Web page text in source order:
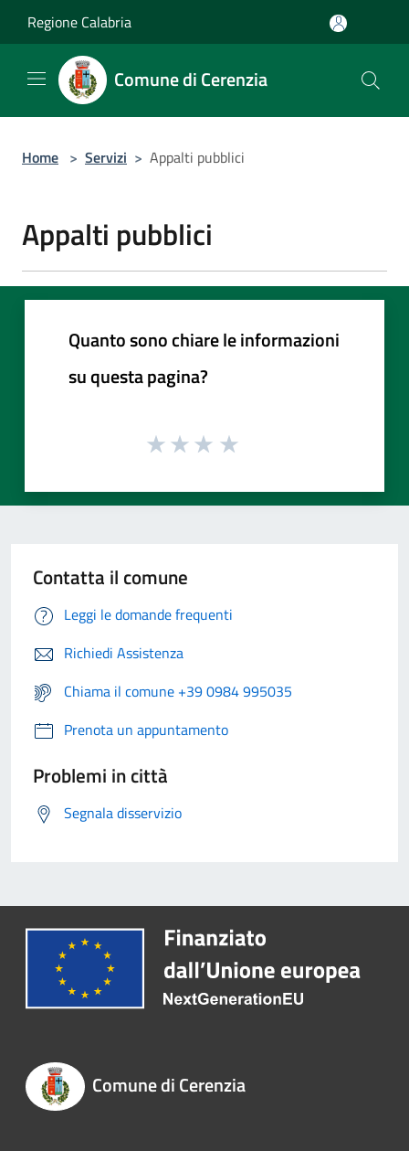
Regione Calabria
Comune di Cerenzia
Home > Servizi > Appalti pubblici
Appalti pubblici
Quanto sono chiare le informazioni
su questa pagina?
Contatta il comune
Leggi le domande frequenti
Richiedi Assistenza
Chiama il comune +39 0984 995035
Prenota un appuntamento
Problemi in città
Segnala disservizio
Comune di Cerenzia